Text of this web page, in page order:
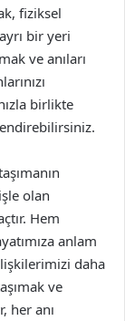
fiziksel
bir yeri
ve anıları
birlikte
olan
Hem
anlam
daha
ve
her anı